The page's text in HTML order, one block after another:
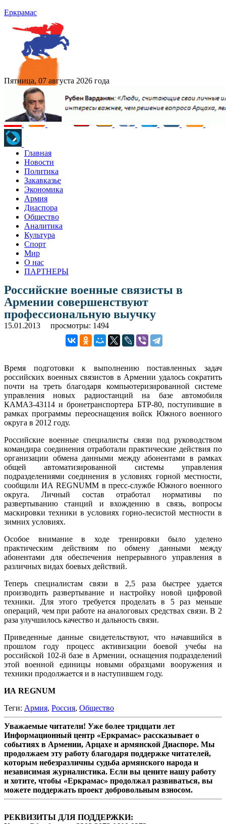
Еркрамас
Пятница, 07 августа 2026 года
Главная
Новости
Политика
Закавказье
Экономика
Армия
Диаспора
Общество
Аналитика
Культура
Спорт
Мир
О нас
ПАРТНЕРЫ
Российские военные связисты в
Армении совершенствуют
профессиональную выучку
15.01.2013 просмотры: 1494
Время подготовки к выполнению поставленных задач
российских военных связистов в Армении удалось сократить
почти на треть благодаря компьютеризированной системе
управления новых радиостанций на базе автомобиля
КАМАЗ-43114 и бронетранспортера БТР-80, поступившие в
рамках программы переоснащения войск Южного военного
округа в 2012 году.
Российские военные специалисты связи под руководством
командира соединения отработали практические действия по
организации обмена данными между абонентами в рамках
общей автоматизированной системы управления
подразделениями соединения в условиях горной местности,
сообщили ИА REGNUMМ в пресс-службе Южного военного
округа. Личный состав отработал нормативы по
развертыванию станций и вхождению в связь, вопросы
маскировки техники в условиях горно-лесистой местности в
зимних условиях.
Особое внимание в ходе тренировки было уделено
практическим действиям по обмену данными между
абонентами для обеспечения непрерывного управления в
различных видах боевых действий.
Теперь специалистам связи в 2,5 раза быстрее удается
производить развертывание и настройку новой цифровой
техники. Для этого требуется проделать в 5 раз меньше
операций, чем при работе на аналоговых средствах связи. В 2
раза улучшилось качество и дальность связи.
Приведенные данные свидетельствуют, что начавшийся в
прошлом году процесс активизации боевой учебы на
российской 102-й базе в Армении, оснащения подразделений
этой военной единицы новыми образцами вооружения и
техники продолжается и в наступившем году.
ИА REGNUM
Теги: Армия, Россия, Общество
Уважаемые читатели! Уже более тридцати лет
Информационный центр «Еркрамас» рассказывает о
событиях в Армении, Арцахе и армянской Диаспоре. Мы
продолжаем эту работу благодаря поддержке читателей,
которым небезразличны судьба армянского народа и
независимая журналистика. Если вы цените нашу работу
и хотите, чтобы «Еркрамас» продолжал развиваться, вы
можете поддержать проект добровольным взносом.
РЕКВИЗИТЫ ДЛЯ ПОДДЕРЖКИ: